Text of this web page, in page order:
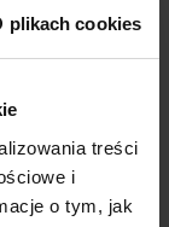
plikach cookies
treści
i
o tym, jak
i